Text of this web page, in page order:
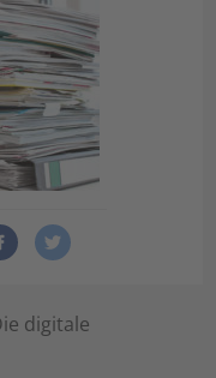
digitale